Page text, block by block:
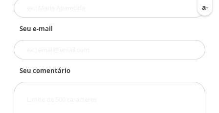
Seu e-mail
Seu comentário